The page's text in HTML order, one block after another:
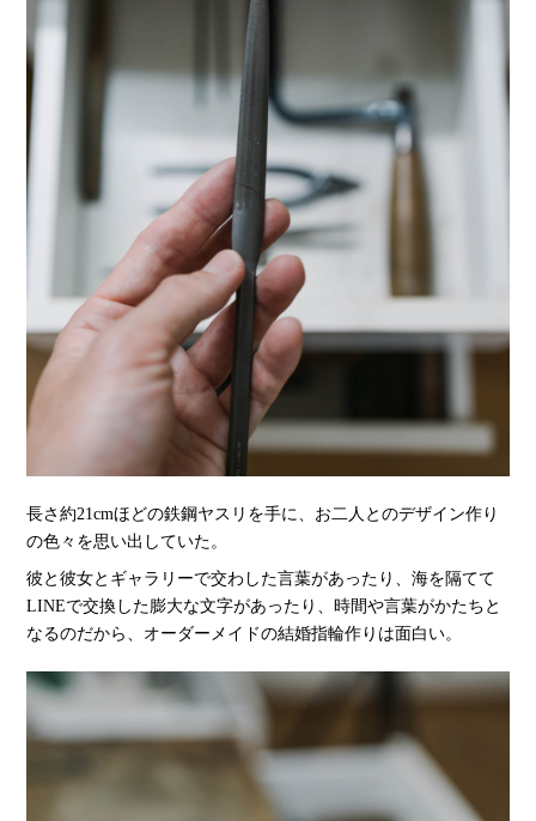
長さ約21cmほどの鉄鋼ヤスリを手に、お二人とのデザイン作り
の色々を思い出していた。
彼と彼女とギャラリーで交わした言葉があったり、海を隔てて
LINEで交換した膨大な文字があったり、時間や言葉がかたちと
なるのだから、オーダーメイドの結婚指輪作りは面白い。